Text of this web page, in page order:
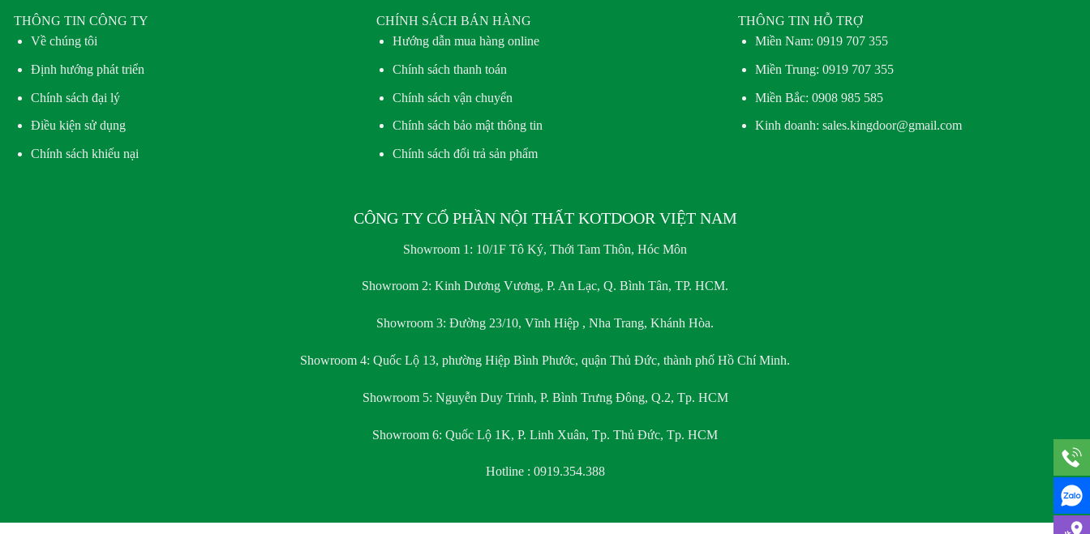
THÔNG TIN CÔNG TY
Về chúng tôi
Định hướng phát triển
Chính sách đại lý
Điều kiện sử dụng
Chính sách khiếu nại
CHÍNH SÁCH BÁN HÀNG
Hướng dẫn mua hàng online
Chính sách thanh toán
Chính sách vận chuyển
Chính sách bảo mật thông tin
Chính sách đổi trả sản phẩm
THÔNG TIN HỖ TRỢ
Miền Nam:0919 707 355
Miền Trung:0919 707 355
Miền Bắc:0908 985 585
Kinh doanh: sales.kingdoor@gmail.com
CÔNG TY CỔ PHẦN NỘI THẤT KOTDOOR VIỆT NAM
Showroom 1: 10/1F Tô Ký, Thới Tam Thôn, Hóc Môn
Showroom 2: Kinh Dương Vương, P. An Lạc, Q. Bình Tân, TP. HCM.
Showroom 3: Đường 23/10, Vĩnh Hiệp , Nha Trang, Khánh Hòa.
Showroom 4: Quốc Lộ 13, phường Hiệp Bình Phước, quận Thủ Đức, thành phố Hồ Chí Minh.
Showroom 5: Nguyễn Duy Trinh, P. Bình Trưng Đông, Q.2, Tp. HCM
Showroom 6: Quốc Lộ 1K, P. Linh Xuân, Tp. Thủ Đức, Tp. HCM
Hotline : 0919.354.388